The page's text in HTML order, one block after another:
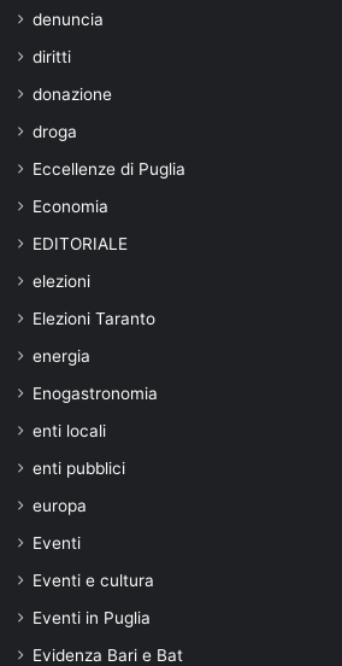
denuncia
diritti
donazione
droga
Eccellenze di Puglia
Economia
EDITORIALE
elezioni
Elezioni Taranto
energia
Enogastronomia
enti locali
enti pubblici
europa
Eventi
Eventi e cultura
Eventi in Puglia
Evidenza Bari e Bat